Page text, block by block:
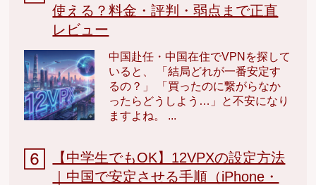
使える？料金・評判・弱点まで正直
レビュー
中国赴任・中国在住でVPNを探して
いると、 「結局どれが一番安定す
るの？」 「買ったのに繋がらなか
ったらどうしよう…」と不安になり
ますよね。 ...
【中学生でもOK】12VPXの設定方法
｜中国で安定させる手順（iPhone・